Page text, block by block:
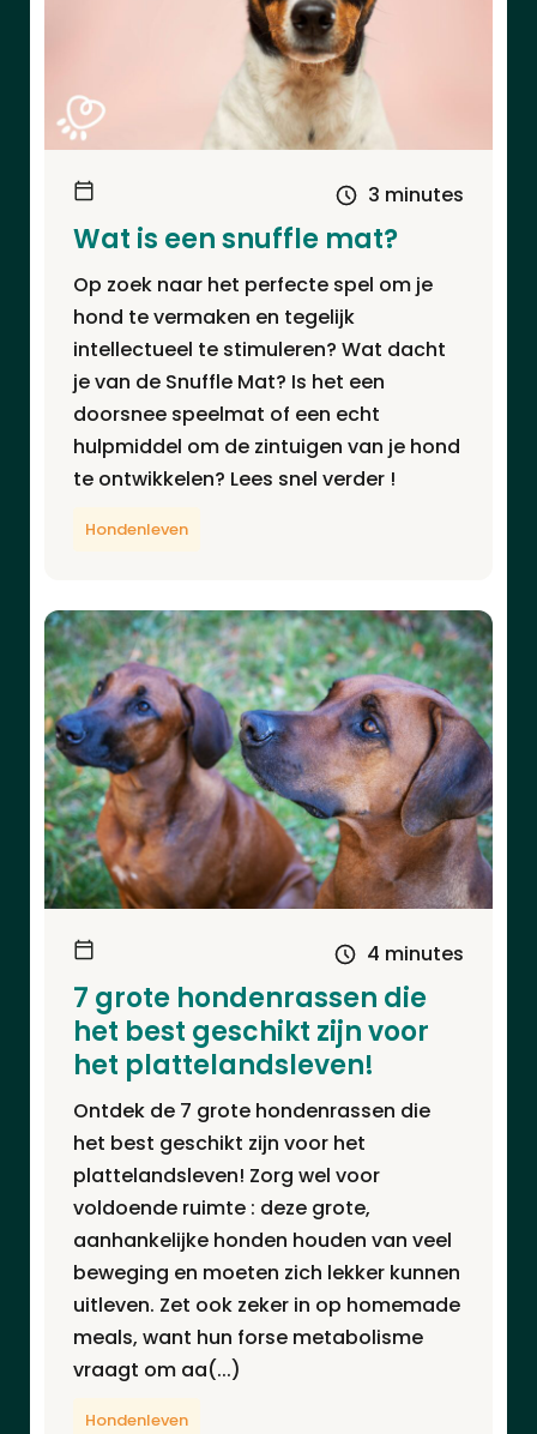
3 minutes
Wat is een snuffle mat?
Op zoek naar het perfecte spel om je
hond te vermaken en tegelijk
intellectueel te stimuleren? Wat dacht
je van de Snuffle Mat? Is het een
doorsnee speelmat of een echt
hulpmiddel om de zintuigen van je hond
te ontwikkelen? Lees snel verder !
Hondenleven
4 minutes
7 grote hondenrassen die
het best geschikt zijn voor
het plattelandsleven!
Ontdek de 7 grote hondenrassen die
het best geschikt zijn voor het
plattelandsleven! Zorg wel voor
voldoende ruimte : deze grote,
aanhankelijke honden houden van veel
beweging en moeten zich lekker kunnen
uitleven. Zet ook zeker in op homemade
meals, want hun forse metabolisme
vraagt om aa(...)
Hondenleven